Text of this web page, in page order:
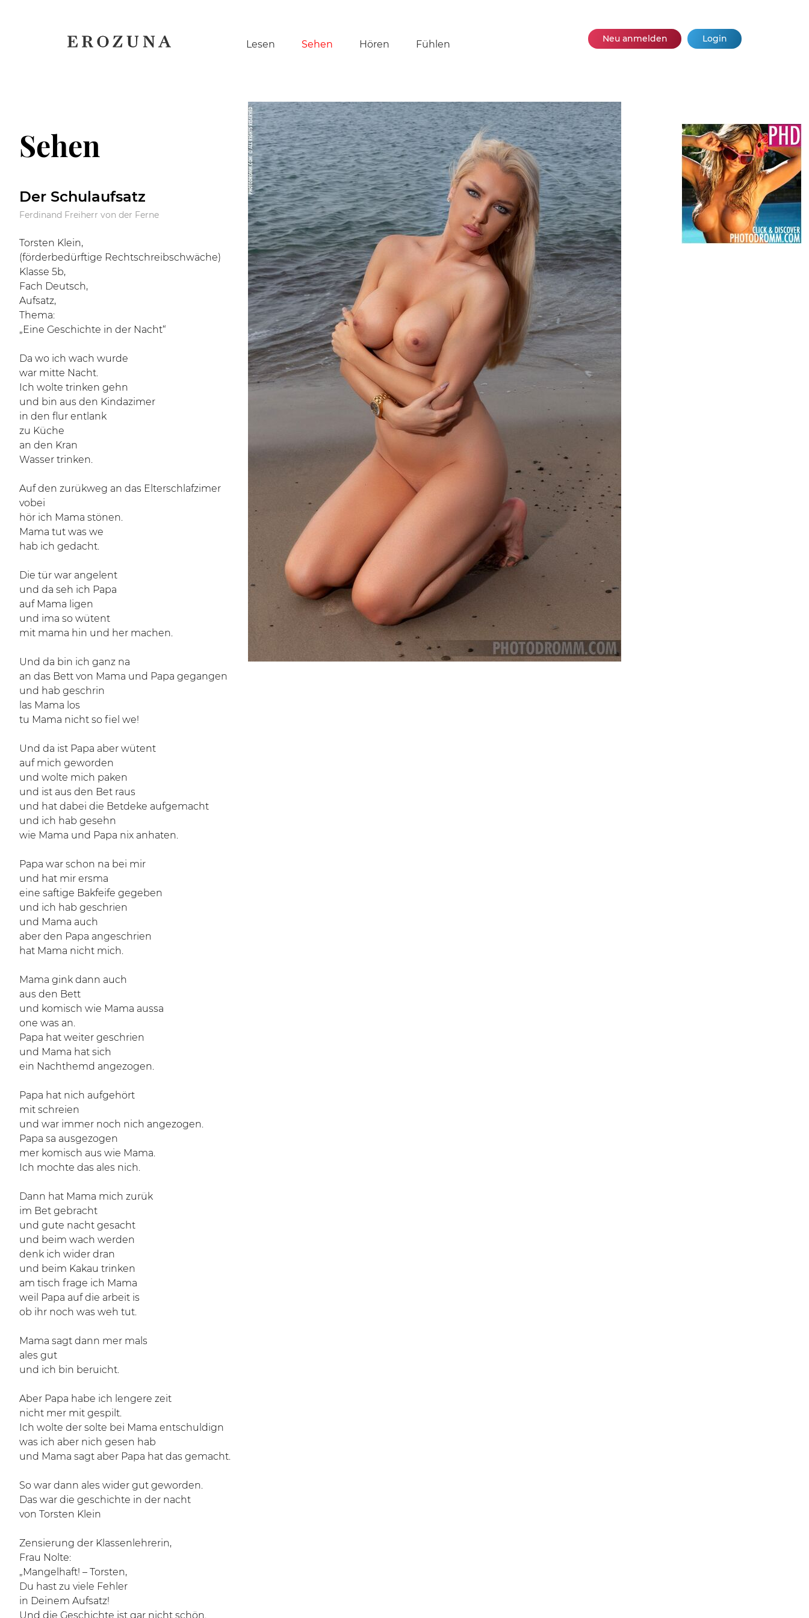
Navigation
Lesen Sehen Hören Fühlen Neu anmelden Login
Sehen
Der Schulaufsatz
Ferdinand Freiherr von der Ferne
Torsten Klein,
(förderbedürftige Rechtschreibschwäche)
Klasse 5b,
Fach Deutsch,
Aufsatz,
Thema:
„Eine Geschichte in der Nacht“
Da wo ich wach wurde
war mitte Nacht.
Ich wolte trinken gehn
und bin aus den Kindazimer
in den flur entlank
zu Küche
an den Kran
Wasser trinken.
Auf den zurükweg an das Elterschlafzimer
vobei
hör ich Mama stönen.
Mama tut was we
hab ich gedacht.
Die tür war angelent
und da seh ich Papa
auf Mama ligen
und ima so wütent
mit mama hin und her machen.
Und da bin ich ganz na
an das Bett von Mama und Papa gegangen
und hab geschrin
las Mama los
tu Mama nicht so fiel we!
Und da ist Papa aber wütent
auf mich geworden
und wolte mich paken
und ist aus den Bet raus
und hat dabei die Betdeke aufgemacht
und ich hab gesehn
wie Mama und Papa nix anhaten.
Papa war schon na bei mir
und hat mir ersma
eine saftige Bakfeife gegeben
und ich hab geschrien
und Mama auch
aber den Papa angeschrien
hat Mama nicht mich.
Mama gink dann auch
aus den Bett
und komisch wie Mama aussa
one was an.
Papa hat weiter geschrien
und Mama hat sich
ein Nachthemd angezogen.
Papa hat nich aufgehört
mit schreien
und war immer noch nich angezogen.
Papa sa ausgezogen
mer komisch aus wie Mama.
Ich mochte das ales nich.
Dann hat Mama mich zurük
im Bet gebracht
und gute nacht gesacht
und beim wach werden
denk ich wider dran
und beim Kakau trinken
am tisch frage ich Mama
weil Papa auf die arbeit is
ob ihr noch was weh tut.
Mama sagt dann mer mals
ales gut
und ich bin beruicht.
Aber Papa habe ich lengere zeit
nicht mer mit gespilt.
Ich wolte der solte bei Mama entschuldign
was ich aber nich gesen hab
und Mama sagt aber Papa hat das gemacht.
So war dann ales wider gut geworden.
Das war die geschichte in der nacht
von Torsten Klein
Zensierung der Klassenlehrerin,
Frau Nolte:
„Mangelhaft! – Torsten,
Du hast zu viele Fehler
in Deinem Aufsatz!
Und die Geschichte ist gar nicht schön.